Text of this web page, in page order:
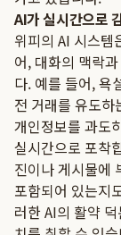
AI가 실시간으로
위피의 AI 시스템
어, 대화의 맥락
다. 예를 들어, 욕
전 거래를 유도
개인정보를 과도
실시간으로 포착
진이나 게시물에
포함되어 있는지
러한 AI의 활약